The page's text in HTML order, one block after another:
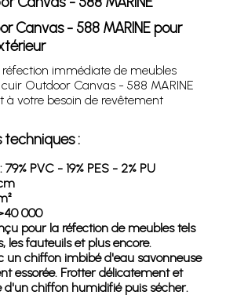
Canvas - 588 MARINE pour
réfection immédiate de meubles
Outdoor Canvas - 588 MARINE
à votre besoin de revêtement
:
PVC - 19% PES - 2% PU
000
pour la réfection de meubles tels
les fauteuils et plus encore.
un chiffon imbibé d'eau savonneuse
essorée. Frotter délicatement et
d'un chiffon humidifié puis sécher.